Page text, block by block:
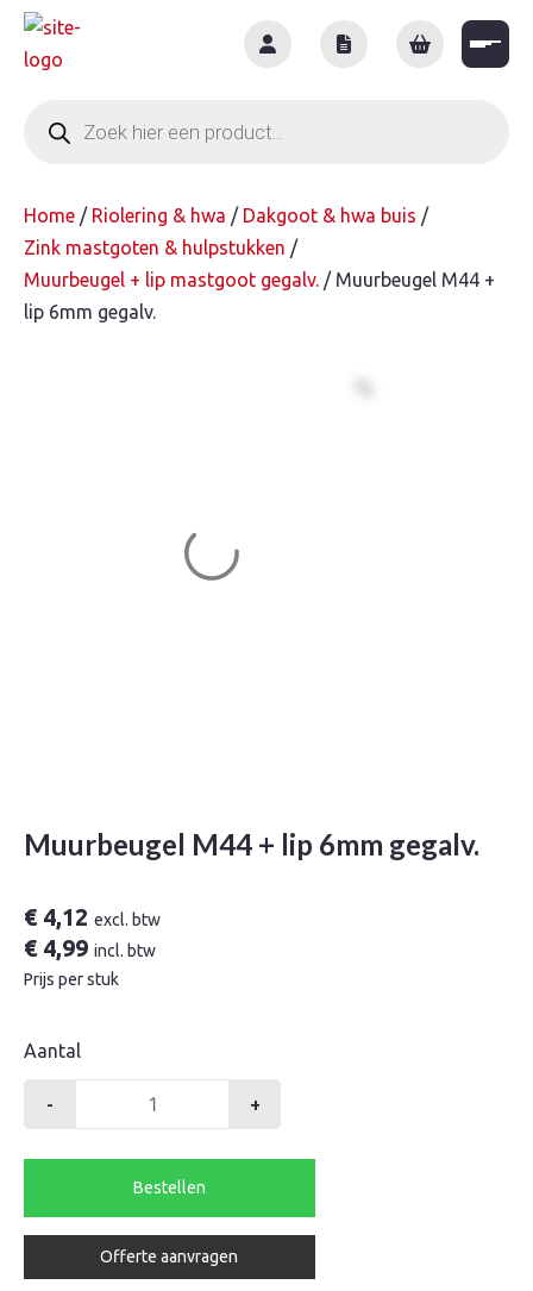
Skip
zoeken
Home / Riolering & hwa / Dakgoot & hwa buis /
Zink mastgoten & hulpstukken /
Muurbeugel + lip mastgoot gegalv. / Muurbeugel M44 +
lip 6mm gegalv.
Muurbeugel M44 + lip 6mm gegalv.
€4,12 excl. btw
€4,99 incl. btw
Prijs per stuk
Aantal
-
lip
gegalv.
+
Bestellen
Offerte aanvragen